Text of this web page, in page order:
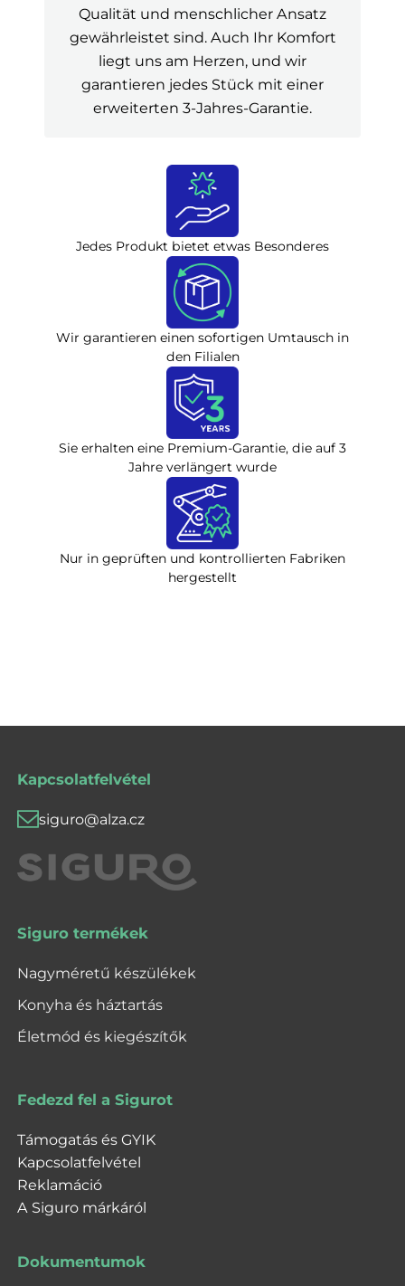
Qualität und menschlicher Ansatz
gewährleistet sind. Auch Ihr Komfort
liegt uns am Herzen, und wir
garantieren jedes Stück mit einer
erweiterten 3-Jahres-Garantie.
Jedes Produkt bietet etwas Besonderes
Wir garantieren einen sofortigen Umtausch in
den Filialen
Sie erhalten eine Premium-Garantie, die auf 3
Jahre verlängert wurde
Nur in geprüften und kontrollierten Fabriken
hergestellt
Kapcsolatfelvétel
siguro@alza.cz
Siguro termékek
Nagyméretű készülékek
Konyha és háztartás
Életmód és kiegészítők
Fedezd fel a Sigurot
Támogatás és GYIK
Kapcsolatfelvétel
Reklamáció
A Siguro márkáról
Dokumentumok